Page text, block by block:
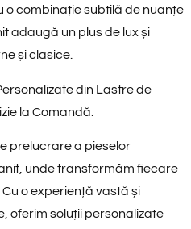
o combinație subtilă de nuanțe
adaugă un plus de lux și
și clasice.
din Lastre de
la Comandă.
prelucrare a pieselor
unde transformăm fiecare
o experiență vastă și
oferim soluții personalizate